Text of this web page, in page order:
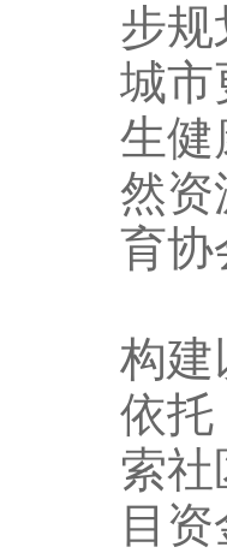
步规
城市
生健
然资
育协
（
构建
依托
索
目